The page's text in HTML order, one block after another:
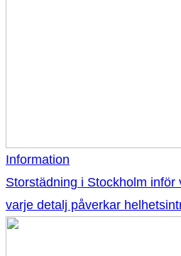
Information
Storstädning i Stockholm inför
varje detalj påverkar